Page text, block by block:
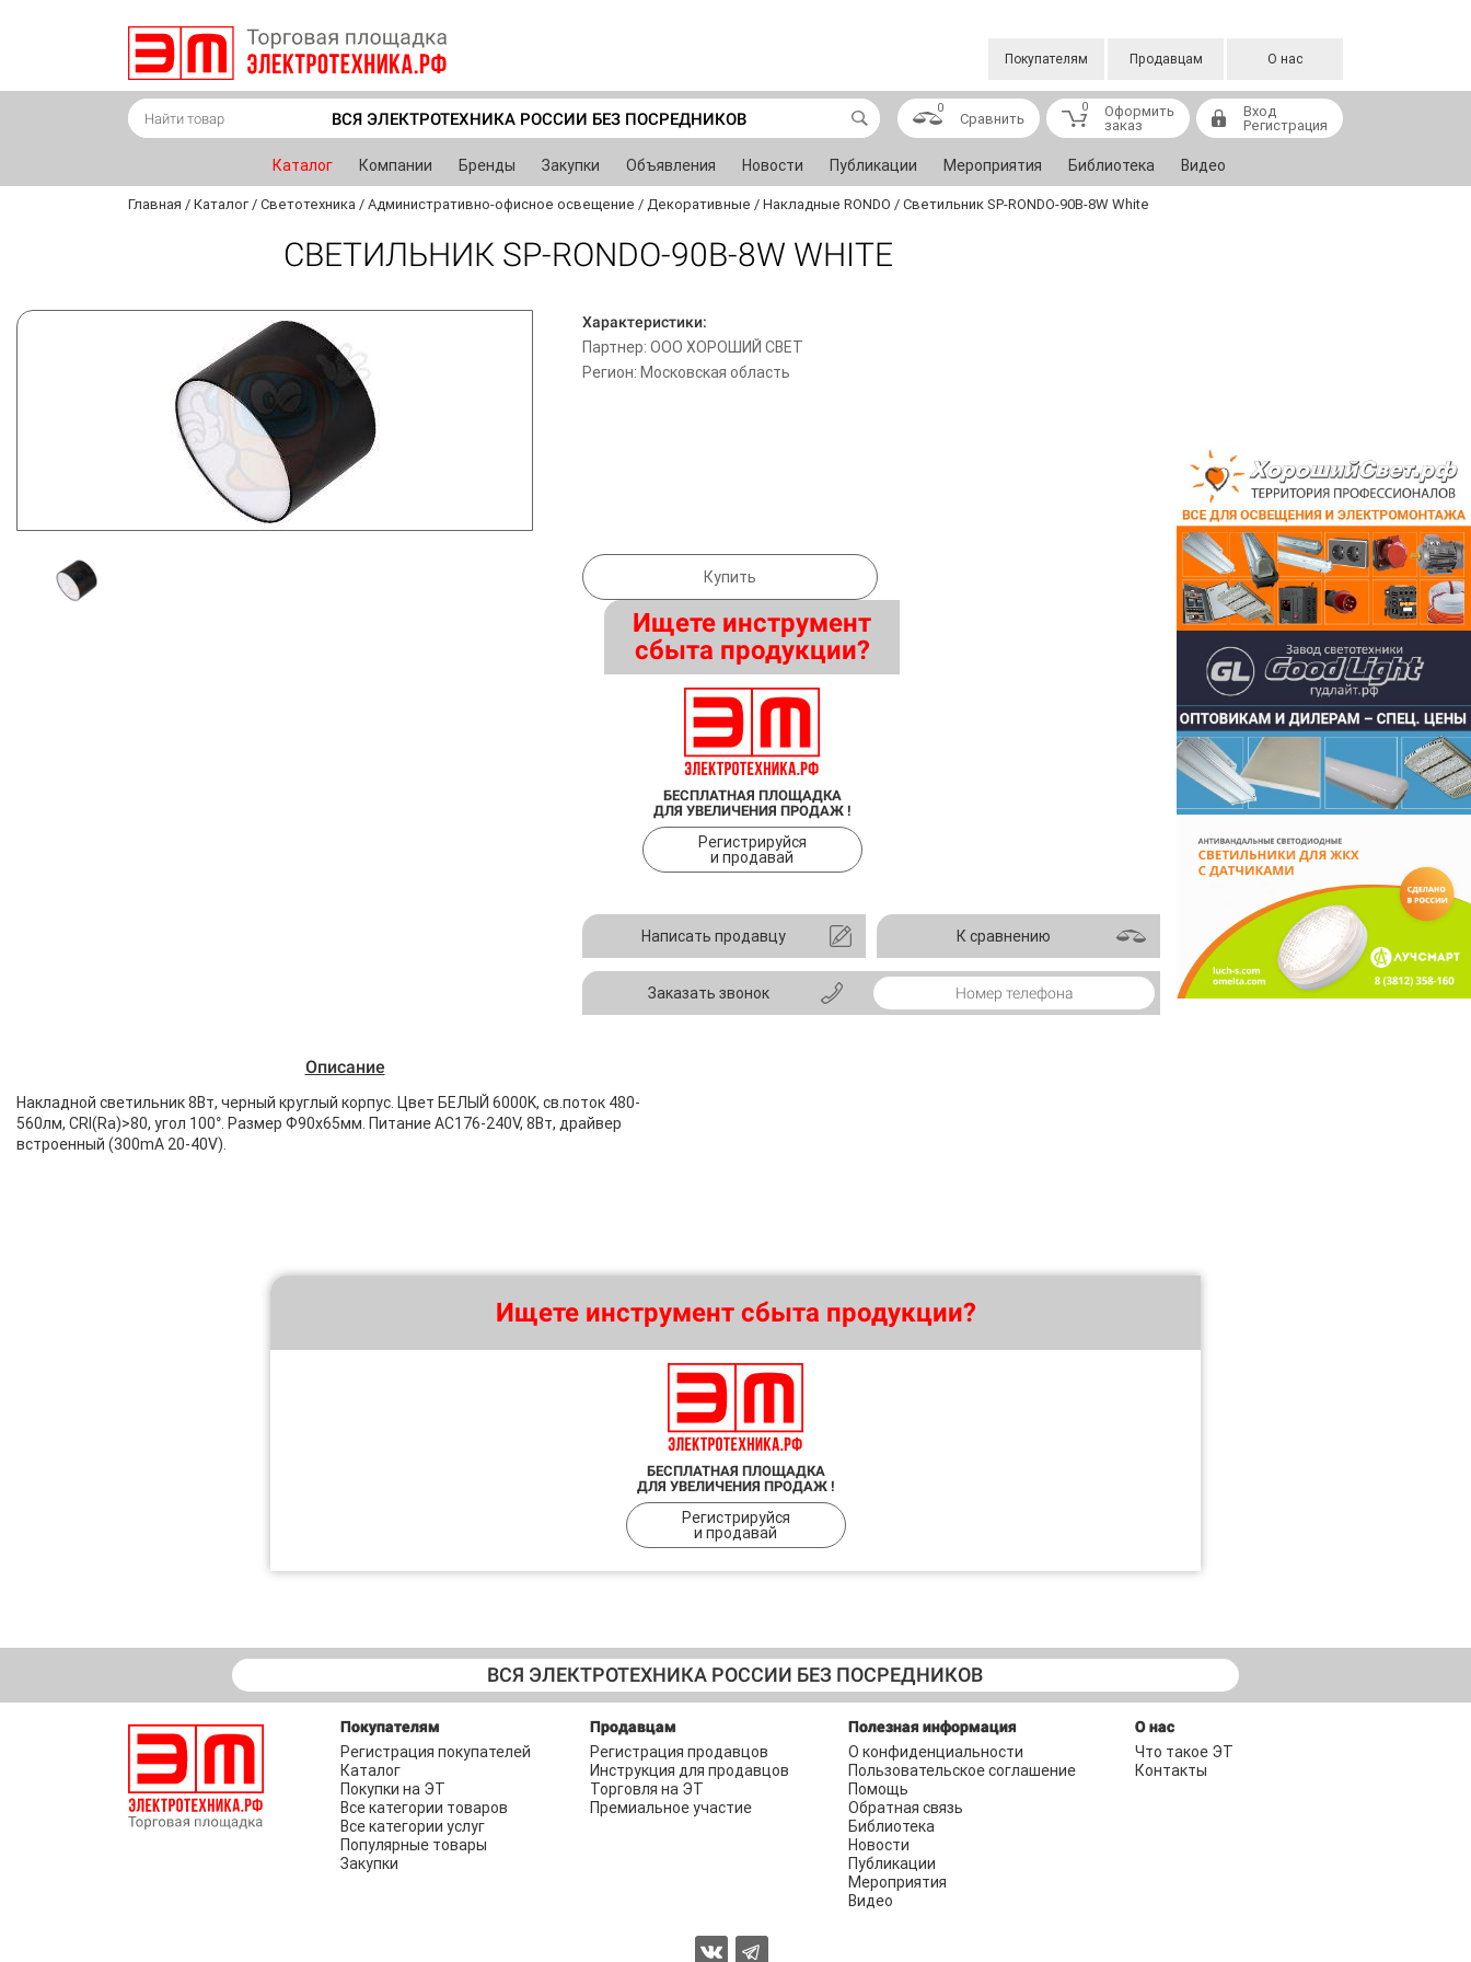
Покупателям Продавцам О нас
ВСЯ ЭЛЕКТРОТЕХНИКА РОССИИ БЕЗ ПОСРЕДНИКОВ
0
Сравнить
0
Оформить
заказ
Вход
Регистрация
Каталог Компании Бренды Закупки Объявления Новости Публикации Мероприятия Библиотека Видео
Главная / Каталог / Светотехника / Административно-офисное освещение / Декоративные / Накладные RONDO / Светильник SP-RONDO-90B-8W White
СВЕТИЛЬНИК SP-RONDO-90B-8W WHITE
Характеристики:
Партнер: ООО ХОРОШИЙ СВЕТ
Регион: Московская область
Купить
Ищете инструмент
сбыта продукции?
БЕСПЛАТНАЯ ПЛОЩАДКА
ДЛЯ УВЕЛИЧЕНИЯ ПРОДАЖ !
Регистрируйся
и продавай
Написать продавцу К сравнению
Заказать звонок
Описание
Накладной светильник 8Вт, черный круглый корпус. Цвет БЕЛЫЙ 6000K, св.поток 480-
560лм, CRI(Ra)>80, угол 100°. Размер Ф90x65мм. Питание AC176-240V, 8Вт, драйвер
встроенный (300mA 20-40V).
Ищете инструмент сбыта продукции?
БЕСПЛАТНАЯ ПЛОЩАДКА
ДЛЯ УВЕЛИЧЕНИЯ ПРОДАЖ !
Регистрируйся
и продавай
ВСЯ ЭЛЕКТРОТЕХНИКА РОССИИ БЕЗ ПОСРЕДНИКОВ
Покупателям
Регистрация покупателей
Каталог
Покупки на ЭТ
Все категории товаров
Все категории услуг
Популярные товары
Закупки
Продавцам
Регистрация продавцов
Инструкция для продавцов
Торговля на ЭТ
Премиальное участие
Полезная информация
О конфиденциальности
Пользовательское соглашение
Помощь
Обратная связь
Библиотека
Новости
Публикации
Мероприятия
Видео
О нас
Что такое ЭТ
Контакты